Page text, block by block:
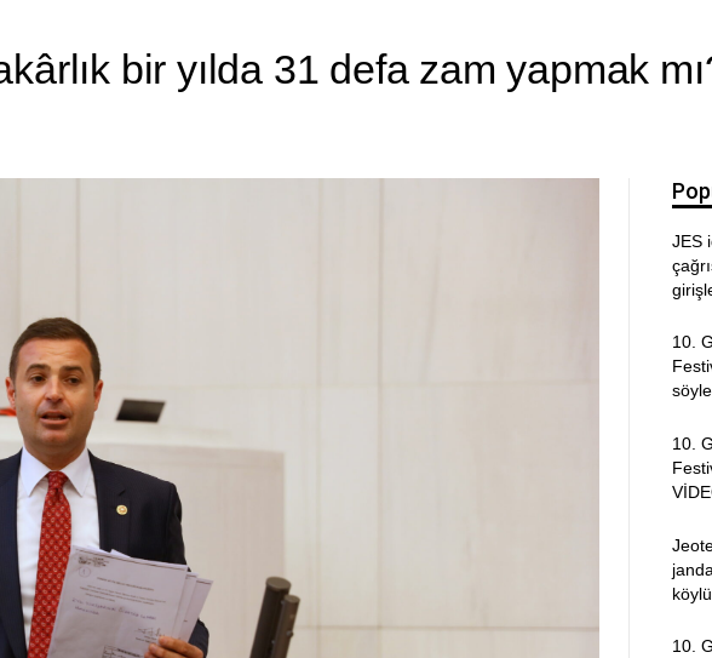
bir yılda 31 defa zam yapmak
JES
10.
10.
10.